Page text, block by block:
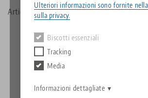
Ulteriori informazioni sono fornite
sulla privacy.
Biscotti essenziali
Tracking
Media
Informazioni dettagliate
Servizi
Quicklinks
Search
Downloads
Contatto
Articolo n. 44779-36